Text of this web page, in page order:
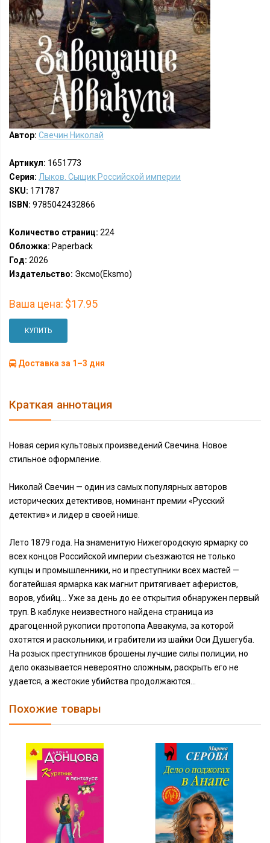
Автор: Свечин Николай
Артикул: 1651773
Серия: Лыков. Сыщик Российской империи
SKU: 171787
ISBN: 9785042432866
Количество страниц: 224
Обложка: Paperback
Год: 2026
Издательство: Эксмо(Eksmo)
Ваша цена: $17.95
КУПИТЬ
Доставка за 1–3 дня
Краткая аннотация
Новая серия культовых произведений Свечина. Новое
стильное оформление.
Николай Свечин — один из самых популярных авторов
исторических детективов, номинант премии «Русский
детектив» и лидер в своей нише.
Лето 1879 года. На знаменитую Нижегородскую ярмарку со
всех концов Российской империи съезжаются не только
купцы и промышленники, но и преступники всех мастей —
богатейшая ярмарка как магнит притягивает аферистов,
воров, убийц... Уже за день до ее открытия обнаружен первый
труп. В каблуке неизвестного найдена страница из
драгоценной рукописи протопопа Аввакума, за которой
охотятся и раскольники, и грабители из шайки Оси Душегуба.
На розыск преступников брошены лучшие силы полиции, но
дело оказывается невероятно сложным, раскрыть его не
удается, а жестокие убийства продолжаются...
Похожие товары